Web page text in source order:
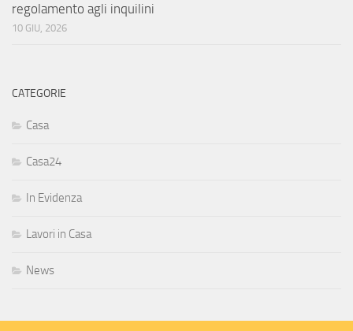
regolamento agli inquilini
10 GIU, 2026
CATEGORIE
Casa
Casa24
In Evidenza
Lavori in Casa
News